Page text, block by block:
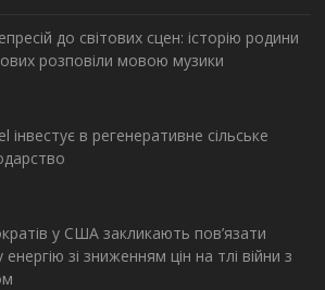
до світових сцен: історію родини
розповіли мовою музики
інвестує в регенеративне сільське
у США закликають пов’язати
енергію зі зниженням цін на тлі війни з